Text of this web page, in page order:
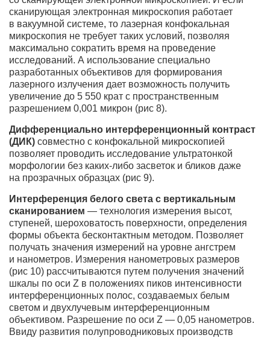
сканирующая электронная микроскопия работает
в вакуумной системе, то лазерная конфокальная
микроскопия не требует таких условий, позволяя
максимально сократить время на проведение
исследований. А использование специально
разработанных объективов для формирования
лазерного излучения дает возможность получить
увеличение до 5 550 крат с пространственным
разрешением 0,001 микрон (рис 8).
Дифференциально интерференционный контраст
(ДИК) совместно с конфокальной микроскопией
позволяет проводить исследование ультратонкой
морфологии без каких-либо засветок и бликов даже
на прозрачных образцах (рис 9).
Интерференция белого света с вертикальным
сканированием — технология измерения высот,
ступеней, шероховатость поверхности, определения
формы объекта бесконтактным методом. Позволяет
получать значения измерений на уровне ангстрем
и нанометров. Измерения нанометровых размеров
(рис 10) рассчитываются путем получения значений
шкалы по оси Z в положениях пиков интенсивности
интерференционных полос, создаваемых белым
светом и двухлучевым интерференционным
объективом. Разрешение по оси Z — 0,05 нанометров.
Ввиду развития полупроводниковых производств